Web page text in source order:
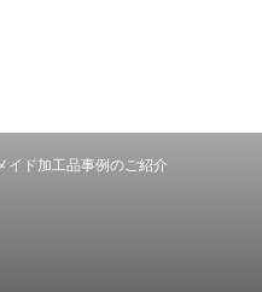
イド加工品事例のご紹介